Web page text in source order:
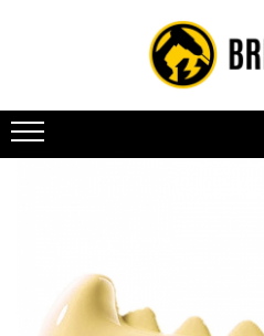
Toate Produsele
Vehicule electrice
Atv
Motocross
Piese de schimb vehicule electrice